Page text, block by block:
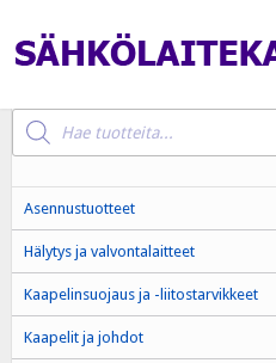
Products
search
Asennustuotteet
Hälytys ja valvontalaitteet
Kaapelinsuojaus ja -liitostarvikkeet
Kaapelit ja johdot